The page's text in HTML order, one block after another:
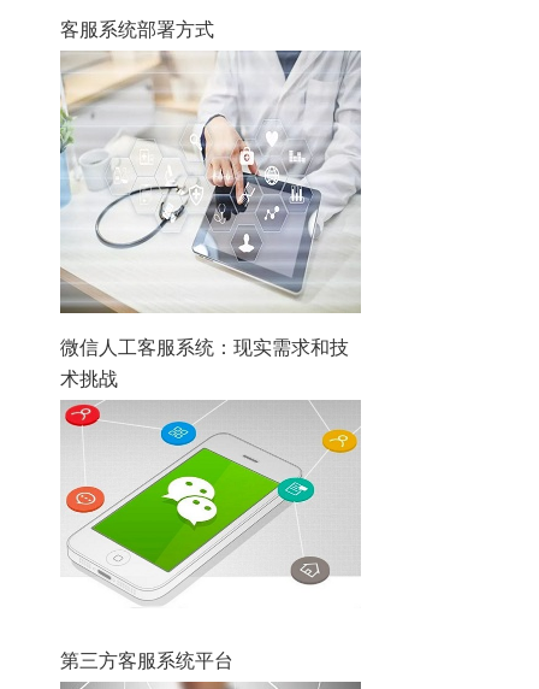
客服系统部署方式
微信人工客服系统：现实需求和技
术挑战
第三方客服系统平台